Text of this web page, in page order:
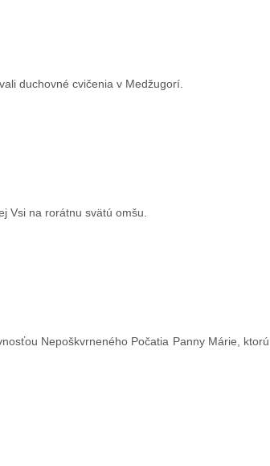
duchovné cvičenia v Medžugorí.
Vsi na rorátnu svätú omšu.
Nepoškvrneného Počatia Panny Márie, ktorú